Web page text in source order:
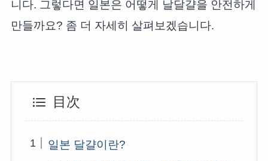
니다. 그렇다면 일본은 어떻게 날달걀을 안전하게
만들까요? 좀 더 자세히 살펴보겠습니다.
目次
일본 달걀이란?